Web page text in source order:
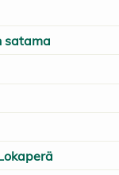
satama